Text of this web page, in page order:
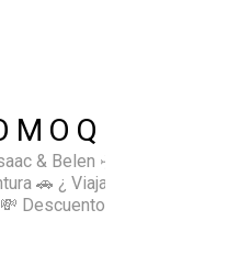
& Belen ✈️ Inspírate
🚗 ¿ Viajas sol@? 👉🏻
💸 Descuentos y tips en el